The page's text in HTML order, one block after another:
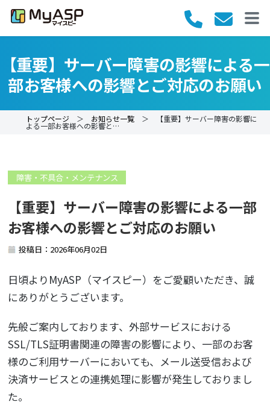
【重要】サーバー障害の影響による一
部お客様への影響とご対応のお願い
トップページ ＞ お知らせ一覧 ＞ 【重要】サーバー障害の影響に
よる一部お客様への影響と…
障害・不具合・メンテナンス
【重要】サーバー障害の影響による一部
お客様への影響とご対応のお願い
投稿日：2026年06月02日
日頃よりMyASP（マイスピー）をご愛顧いただき、誠
にありがとうございます。
先般ご案内しております、外部サービスにおける
SSL/TLS証明書関連の障害の影響により、一部のお客
様のご利用サーバーにおいても、メール送受信および
決済サービスとの連携処理に影響が発生しておりまし
た。